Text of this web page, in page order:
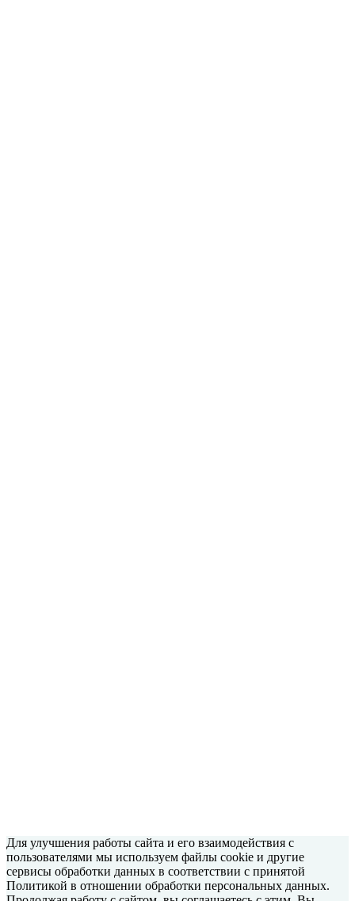
Для улучшения работы сайта и его взаимодействия с
пользователями мы используем файлы cookie и другие
сервисы обработки данных в соответствии с принятой
Политикой в отношении обработки персональных данных.